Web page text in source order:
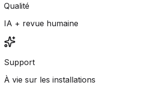
Qualité
IA + revue humaine
Support
À vie sur les installations